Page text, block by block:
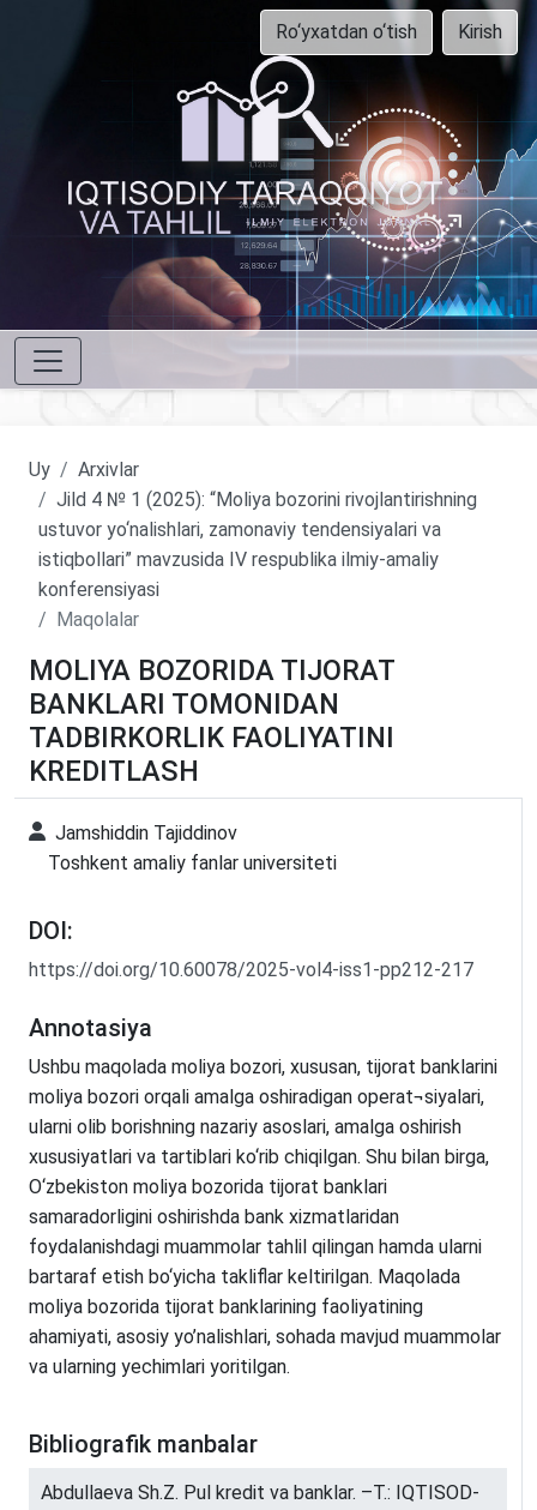
Ro‘yxatdan o‘tish Kirish
Uy
Arxivlar
Jild 4 № 1 (2025): “Moliya bozorini rivojlantirishning
ustuvor yo‘nalishlari, zamonaviy tendensiyalari va
istiqbollari” mavzusida IV respublika ilmiy-amaliy
konferensiyasi
Maqolalar
MOLIYA BOZORIDA TIJORAT
BANKLARI TOMONIDAN
TADBIRKORLIK FAOLIYATINI
KREDITLASH
Jamshiddin Tajiddinov
Toshkent amaliy fanlar universiteti
DOI:
https://doi.org/10.60078/2025-vol4-iss1-pp212-217
Annotasiya
Ushbu maqolada moliya bozori, xususan, tijorat banklarini
moliya bozori orqali amalga oshiradigan operat¬siyalari,
ularni olib borishning nazariy asoslari, amalga oshirish
xususiyatlari va tartiblari ko‘rib chiqilgan. Shu bilan birga,
O‘zbekiston moliya bozorida tijorat banklari
samaradorligini oshirishda bank xizmatlaridan
foydalanishdagi muammolar tahlil qilingan hamda ularni
bartaraf etish bo‘yicha takliflar keltirilgan. Maqolada
moliya bozorida tijorat banklarining faoliyatining
ahamiyati, asosiy yo’nalishlari, sohada mavjud muammolar
va ularning yechimlari yoritilgan.
Bibliografik manbalar
Abdullaeva Sh.Z. Pul kredit va banklar. –T.: IQTISOD-